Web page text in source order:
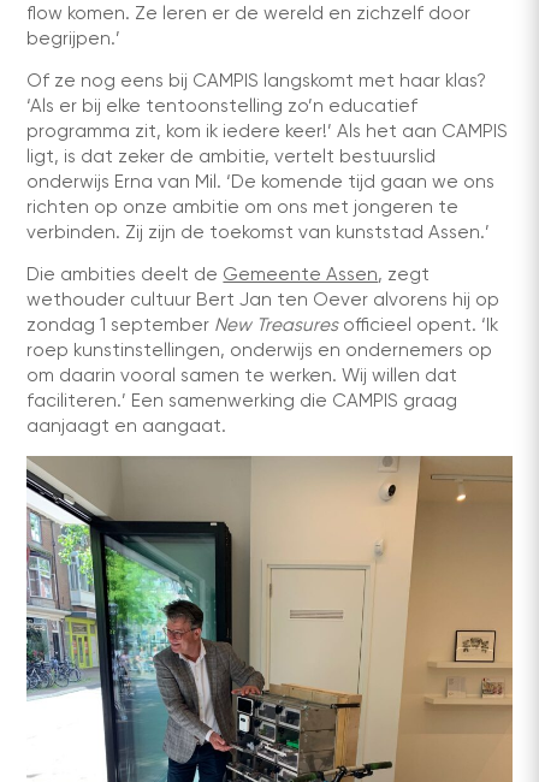
flow komen. Ze leren er de wereld en zichzelf door
begrijpen.’
Of ze nog eens bij CAMPIS langskomt met haar klas?
‘Als er bij elke tentoonstelling zo’n educatief
programma zit, kom ik iedere keer!’ Als het aan CAMPIS
ligt, is dat zeker de ambitie, vertelt bestuurslid
onderwijs Erna van Mil. ‘De komende tijd gaan we ons
richten op onze ambitie om ons met jongeren te
verbinden. Zij zijn de toekomst van kunststad Assen.’
Die ambities deelt de Gemeente Assen, zegt
wethouder cultuur Bert Jan ten Oever alvorens hij op
zondag 1 september New Treasures officieel opent. ‘Ik
roep kunstinstellingen, onderwijs en ondernemers op
om daarin vooral samen te werken. Wij willen dat
faciliteren.’ Een samenwerking die CAMPIS graag
aanjaagt en aangaat.